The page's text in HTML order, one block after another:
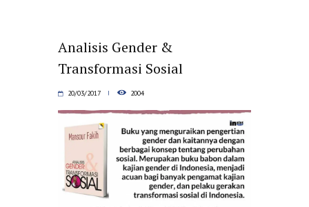
Analisis Gender &
Transformasi Sosial
20/03/2017 2004